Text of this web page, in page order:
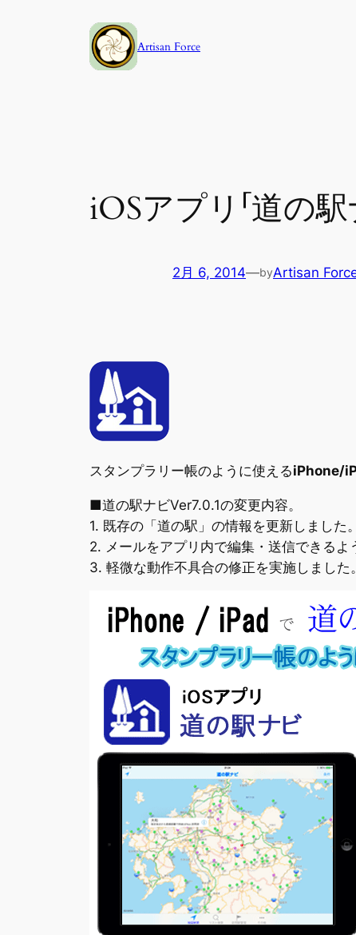
Artisan Force
iOSアプリ「道の
2月 6, 2014—byArtisan
スタンプラリー帳のように使えるiPhone/
■道の駅ナビVer7.0.1の変更内容。
1. 既存の「道の駅」の情報を更新しました。
2. メールをアプリ内で編集・送信できるよ
3. 軽微な動作不具合の修正を実施しました。